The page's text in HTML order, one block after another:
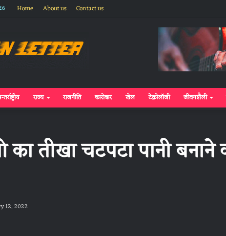
Home About us Contact us
राज्य राजनीति कारोबार खेल टेक्नोलॉजी जीवनशैली
का तीखा चटपटा पानी बनाने
12, 2022